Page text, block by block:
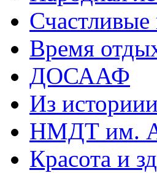
Время
ДОСААФ
Из
НМДТ им.
Красота и